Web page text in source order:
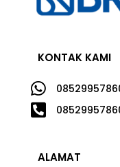
KONTAK KAMI


ALAMAT